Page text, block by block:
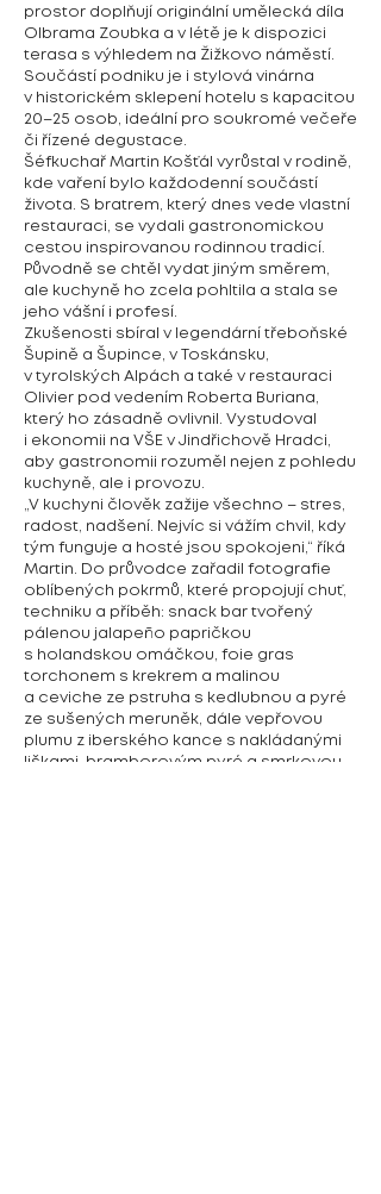
prostor doplňují originální umělecká díla
Olbrama Zoubka a v létě je k dispozici
terasa s výhledem na Žižkovo náměstí.
Součástí podniku je i stylová vinárna
v historickém sklepení hotelu s kapacitou
20–25 osob, ideální pro soukromé večeře
či řízené degustace.
Šéfkuchař Martin Košťál vyrůstal v rodině,
kde vaření bylo každodenní součástí
života. S bratrem, který dnes vede vlastní
restauraci, se vydali gastronomickou
cestou inspirovanou rodinnou tradicí.
Původně se chtěl vydat jiným směrem,
ale kuchyně ho zcela pohltila a stala se
jeho vášní i profesí.
Zkušenosti sbíral v legendární třeboňské
Šupině a Šupince, v Toskánsku,
v tyrolských Alpách a také v restauraci
Olivier pod vedením Roberta Buriana,
který ho zásadně ovlivnil. Vystudoval
i ekonomii na VŠE v Jindřichově Hradci,
aby gastronomii rozuměl nejen z pohledu
kuchyně, ale i provozu.
„V kuchyni člověk zažije všechno – stres,
radost, nadšení. Nejvíc si vážím chvil, kdy
tým funguje a hosté jsou spokojeni,“ říká
Martin. Do průvodce zařadil fotografie
oblíbených pokrmů, které propojují chuť,
techniku a příběh: snack bar tvořený
pálenou jalapeño papričkou
s holandskou omáčkou, foie gras
torchonem s krekrem a malinou
a ceviche ze pstruha s kedlubnou a pyré
ze sušených meruněk, dále vepřovou
plumu z iberského kance s nakládanými
liškami, bramborovým pyré a smrkovou